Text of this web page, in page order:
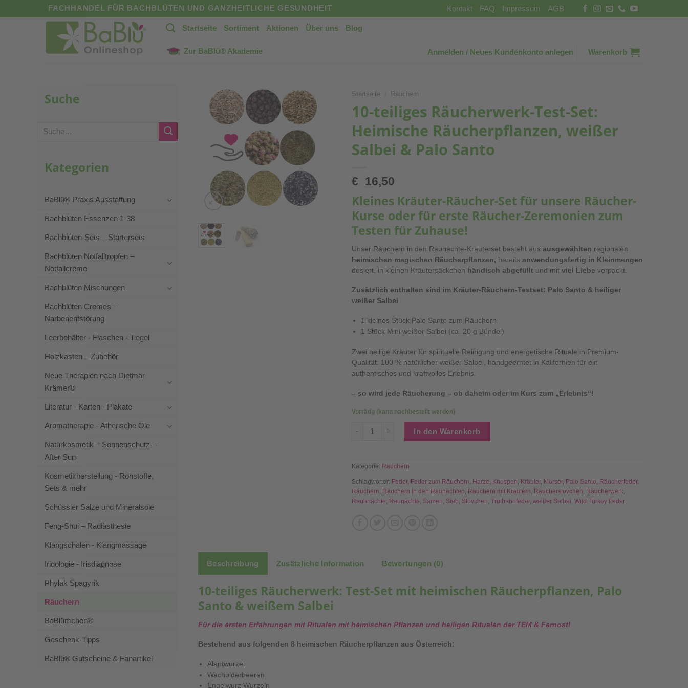
Inhalt
FACHHANDEL FÜR BACHBLÜTEN UND GANZHEITLICHE GESUNDHEIT Kontakt FAQ Impressum AGB
Startseite Sortiment Aktionen Über uns Blog
Zur BaBlü® Akademie Anmelden / Neues Kundenkonto anlegen Warenkorb
Startseite Räuchern
10-teiliges Räucherwerk-Test-Set:
Heimische Räucherpflanzen, weißer
Salbei & Palo Santo
€ 16,50
Kleines Kräuter-Räucher-Set für unsere Räucher-
Kurse oder für erste Räucher-Zeremonien zum
Testen für Zuhause!
Unser Räuchern in den Raunächte-Kräuterset besteht aus ausgewählten regionalen
heimischen magischen Räucherpflanzen, bereits anwendungsfertig in Kleinmengen
dosiert, in kleinen Kräutersäckchen händisch abgefüllt und mit viel Liebe verpackt.
Zusätzlich enthalten sind im Kräuter-Räuchern-Testset: Palo Santo & heiliger
weißer Salbei
1 kleines Stück Palo Santo zum Räuchern
1 Stück Mini weißer Salbei (ca. 20 g Bündel)
Zwei heilige Kräuter für spirituelle Reinigung und energetische Rituale in Premium-
Qualität: 100 % natürlicher weißer Salbei, handgeerntet in Kalifornien für ein
authentisches und kraftvolles Erlebnis.
– so wird jede Räucherung – ob daheim oder im Kurs zum „Erlebnis“!
Vorrätig (kann nachbestellt werden)
10-teiliges Räucherwerk-Test-Set: Heimische Räucherpflanzen, weißer Salbei & Palo Santo
In den Warenkorb
Kategorie: Räuchern
Schlagwörter: Feder, Feder zum Räuchern, Harze, Knospen, Kräuter, Mörser, Palo Santo, Räucherfeder,
Räuchern, Räuchern in den Raunächten, Räuchern mit Kräutern, Räucherstövchen, Räucherwerk,
Rauhnächte, Raunächte, Samen, Sieb, Stövchen, Truthahnfeder, weißer Salbei, Wild Turkey Feder
Beschreibung Zusätzliche Information Bewertungen (0)
10-teiliges Räucherwerk: Test-Set mit heimischen Räucherpflanzen, Palo
Santo & weißem Salbei
Für die ersten Erfahrungen mit Ritualen mit heimischen Pflanzen und heiligen Ritualen der TEM & Fernost!
Bestehend aus folgenden 8 heimischen Räucherpflanzen aus Österreich:
Alantwurzel
Wacholderbeeren
Engelwurz Wurzeln
Suche
Suche
Kategorien
BaBlü® Praxis Ausstattung
Bachblüten Essenzen 1-38
Bachblüten-Sets – Startersets
Bachblüten Notfalltropfen –
Notfallcreme
Bachblüten Mischungen
Bachblüten Cremes -
Narbenentstörung
Leerbehälter - Flaschen - Tiegel
Holzkasten – Zubehör
Neue Therapien nach Dietmar
Krämer®
Literatur - Karten - Plakate
Aromatherapie - Ätherische Öle
Naturkosmetik – Sonnenschutz –
After Sun
Kosmetikherstellung - Rohstoffe,
Sets & mehr
Schüssler Salze und Mineralsole
Feng-Shui – Radiästhesie
Klangschalen - Klangmassage
Iridologie - Irisdiagnose
Phylak Spagyrik
Räuchern
BaBlümchen®
Geschenk-Tipps
BaBlü® Gutscheine & Fanartikel